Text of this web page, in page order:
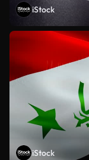
iStock
iStock